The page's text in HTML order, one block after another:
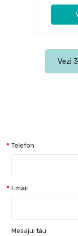
Vezi
Telefon
Email
Mesajul tău